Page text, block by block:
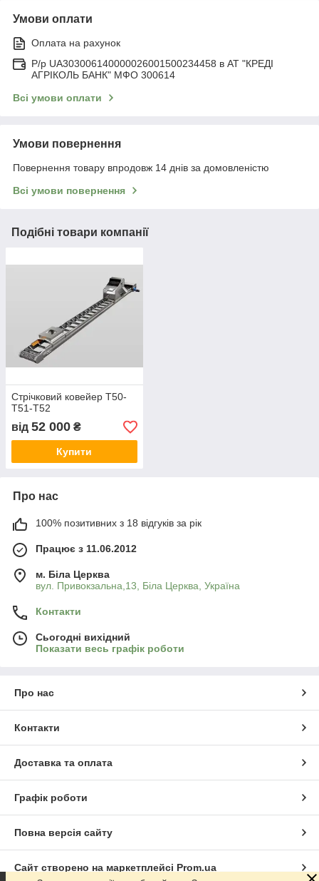
Умови оплати
Оплата на рахунок
Р/р UA303006140000026001500234458 в АТ "КРЕДІ
АГРІКОЛЬ БАНК" МФО 300614
Всі умови оплати
Умови повернення
Повернення товару впродовж 14 днів за домовленістю
Всі умови повернення
Подібні товари компанії
Стрічковий ковейер Т50-
Т51-Т52
від 52 000 ₴
Купити
Про нас
100% позитивних з 18 відгуків за рік
Працює з 11.06.2012
м. Біла Церква
вул. Привокзальна,13, Біла Церква, Україна
Контакти
Сьогодні вихідний
Показати весь графік роботи
Про нас
Контакти
Доставка та оплата
Графік роботи
Повна версія сайту
Сайт створено на маркетплейсі Prom.ua